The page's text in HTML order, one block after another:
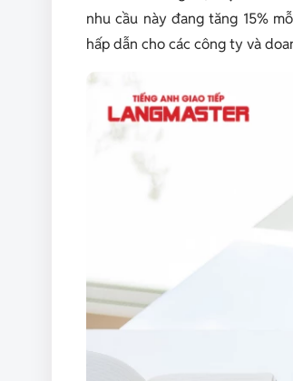
nhu cầu này đang tăng 15%
hấp dẫn cho các công ty và